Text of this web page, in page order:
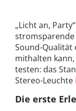
„Licht an,
Sound-Qualität
mithalten
testen: das
Stereo-Leuchte
Die erste